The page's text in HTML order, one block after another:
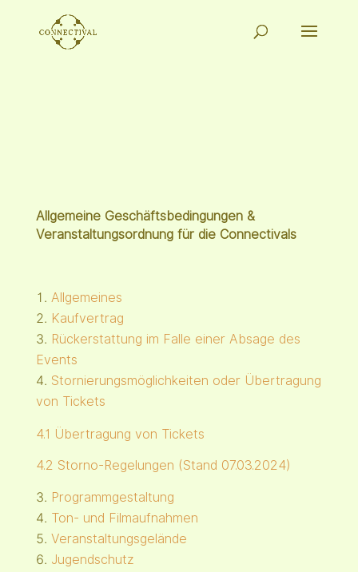
Allgemeine Geschäftsbedingungen &
Veranstaltungsordnung für die Connectivals
Allgemeines
Kaufvertrag
Rückerstattung im Falle einer Absage des
Events
Stornierungsmöglichkeiten oder Übertragung
von Tickets
4.1 Übertragung von Tickets
4.2 Storno-Regelungen (Stand 07.03.2024)
Programmgestaltung
Ton- und Filmaufnahmen
Veranstaltungsgelände
Jugendschutz